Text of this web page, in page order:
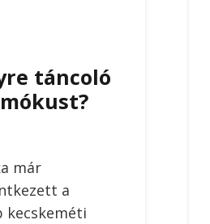
táncoló
már
a